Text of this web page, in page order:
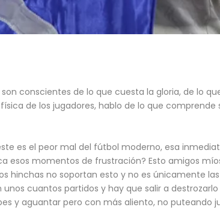
conscientes de lo que cuesta la gloria, de lo
de los jugadores, hablo de lo que
es el peor mal del fútbol moderno, esa
esos momentos de frustración? Esto amigos
hinchas no soportan esto y no es únicamente
cuantos partidos y hay que salir a
y aguantar pero con más aliento, no puteando